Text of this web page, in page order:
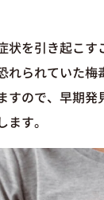
状を引き起こす
れられていた梅
すので、早期発
す。